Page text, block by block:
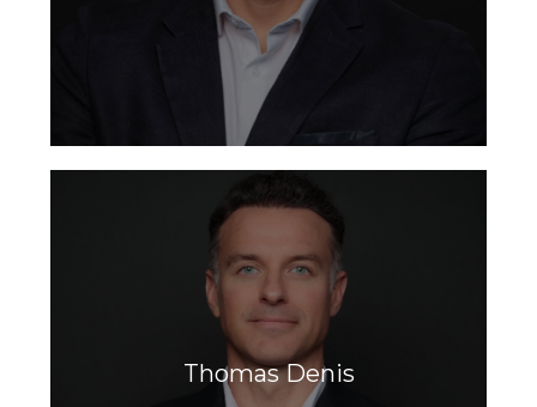
Thomas Denis